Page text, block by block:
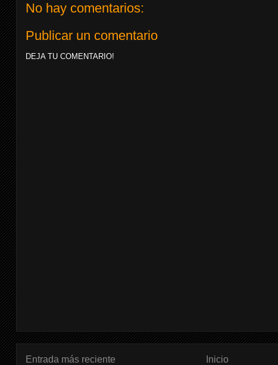
No hay comentarios:
Publicar un comentario
DEJA TU COMENTARIO!
Entrada más reciente Inicio